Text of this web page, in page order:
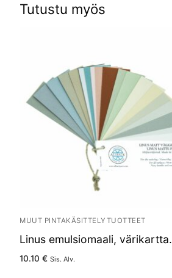
Tutustu myös
MUUT PINTAKÄSITTELYTUOTTEET
Linus emulsiomaali, värikartta.
10.10 € Sis. Alv.